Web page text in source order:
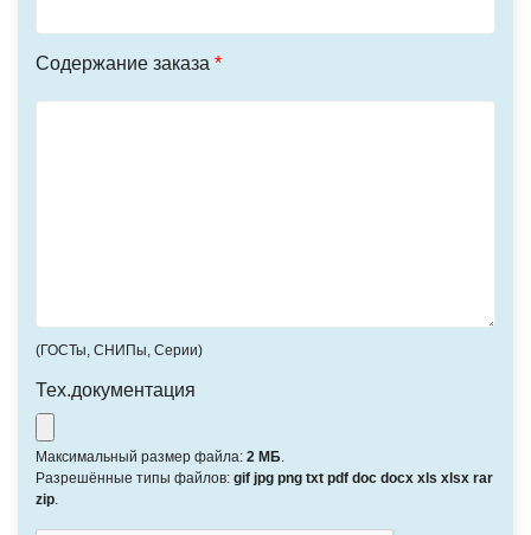
Содержание заказа *
(ГОСТы, СНИПы, Серии)
Тех.документация
Максимальный размер файла: 2 МБ.
Разрешённые типы файлов: gif jpg png txt pdf doc docx xls xlsx rar
zip.